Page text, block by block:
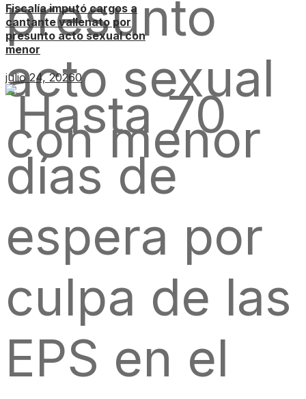
Fiscalía imputó cargos a
cantante vallenato por
presunto acto sexual con
menor
julio 24, 20260